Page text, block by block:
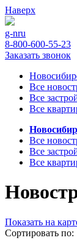
Наверх
g-nru
8-800-600-55-23
Заказать звонок
Все
Все
Все
Все
Все
Все
Показать на
Сортировать по: